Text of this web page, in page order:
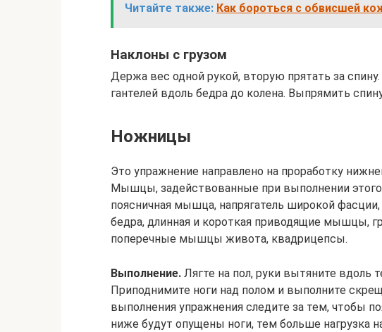
Читайте также: Как бороться с обвисшей
Наклоны с грузом
Держа вес одной рукой, вторую прятать за
гантелей вдоль бедра до колена. Выпрямить
Ножницы
Это упражнение направлено на проработку
Мышцы, задействованные при выполнении
поясничная мышца, напрягатель широкой
бедра, длинная и короткая приводящие мышцы,
поперечные мышцы живота, квадрицепсы.
Выполнение. Лягте на пол, руки вытяните вдоль
Приподнимите ноги над полом и выполните
выполнения упражнения следите за тем, чтобы
ниже будут опущены ноги, тем больше нагрузка